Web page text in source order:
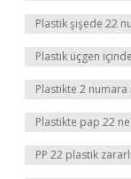
Plastik şişede 22
Plastik üçgen
Plastikte 2
Plastikte pap 22
PP 22 plastik